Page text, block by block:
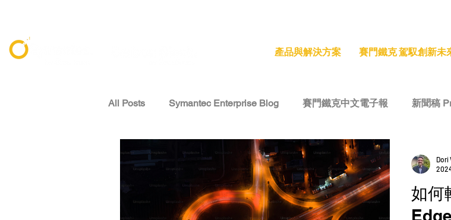
產品與解決方案 賽門鐵克 駕馭創新未
All Posts Symantec Enterprise Blog 賽門鐵克中文電子報 新聞稿
資安威脅情報 Threat Intelligence 技術洞察 Tech Insight
專家觀點 Expert Perspectives
如何
Dori